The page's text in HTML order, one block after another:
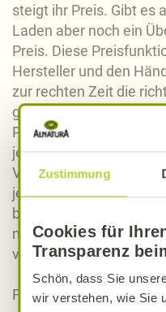
Zustimmung
Cookies für
Transparenz
Schön, dass Sie
wir verstehen, wie Sie
steigt ihr Preis. Gibt es
Laden aber noch ein
Preis. Diese
Hersteller und den
zur rechten Zeit die
gewünschten Produkte
Preise sind
jeweiligen Zustand der
Verstehen können wir
jedoch nur, wenn wir
betrachteten Produktes
menschliche
verbunden.
Für Alnatura ist der